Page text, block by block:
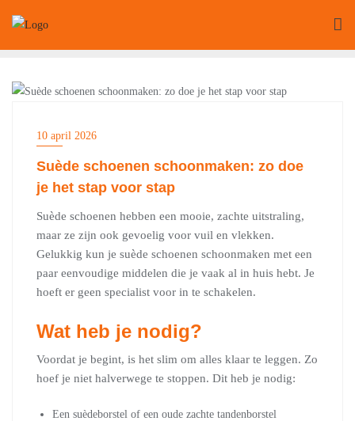
naar
de
10 april 2026
Suède schoenen schoonmaken: zo doe
je het stap voor stap
Suède schoenen hebben een mooie, zachte uitstraling,
maar ze zijn ook gevoelig voor vuil en vlekken.
Gelukkig kun je suède schoenen schoonmaken met een
paar eenvoudige middelen die je vaak al in huis hebt. Je
hoeft er geen specialist voor in te schakelen.
Wat heb je nodig?
Voordat je begint, is het slim om alles klaar te leggen. Zo
hoef je niet halverwege te stoppen. Dit heb je nodig:
Een suèdeborstel of een oude zachte tandenborstel